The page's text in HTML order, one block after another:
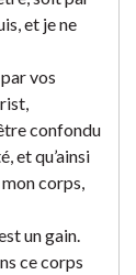
et je ne
vos
confondu
et qu’ainsi
corps,
un gain.
ce corps